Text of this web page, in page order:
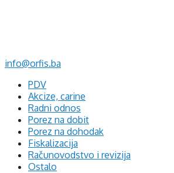
info@orfis.ba
PDV
Akcize, carine
Radni odnos
Porez na dobit
Porez na dohodak
Fiskalizacija
Računovodstvo i revizija
Ostalo